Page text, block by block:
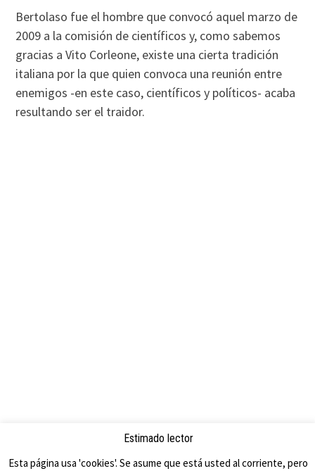
Bertolaso fue el hombre que convocó aquel marzo de
2009 a la comisión de científicos y, como sabemos
gracias a Vito Corleone, existe una cierta tradición
italiana por la que quien convoca una reunión entre
enemigos -en este caso, científicos y políticos- acaba
resultando ser el traidor.
PROUDLY POWERED BY WORDPRESS
THEME: EDITOR BYARRAY
Estimado lector
Esta página usa 'cookies'. Se asume que está usted al corriente, pero